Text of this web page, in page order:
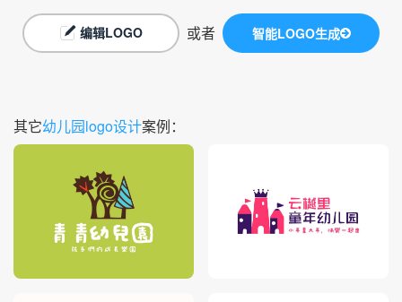
编辑LOGO 或者 智能LOGO生成
其它幼儿园logo设计案例：